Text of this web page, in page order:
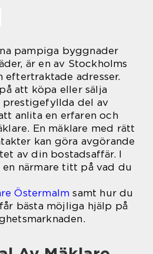
pampiga byggnader
är en av Stockholms
eftertraktade adresser.
att köpa eller sälja
prestigefyllda del av
anlita en erfaren och
En mäklare med rätt
kan göra avgörande
av din bostadsaffär. I
närmare titt på vad du
Östermalm samt hur du
bästa möjliga hjälp på